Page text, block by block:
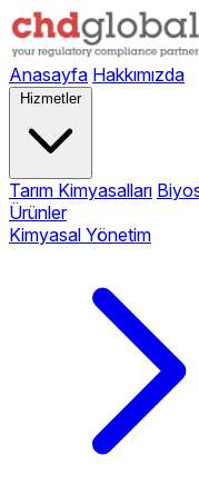
Anasayfa Hakkımızda
Hizmetler
Tarım Kimyasalları
Ürünler
Kimyasal Yönetim